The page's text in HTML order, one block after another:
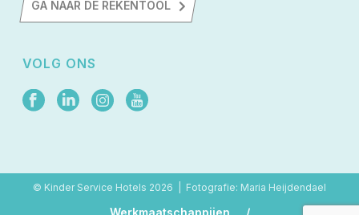
GA NAAR DE REKENTOOL
VOLG ONS
© Kinder Service Hotels 2026 | Fotografie: Maria Heijdendael
Werkmaatschappijen